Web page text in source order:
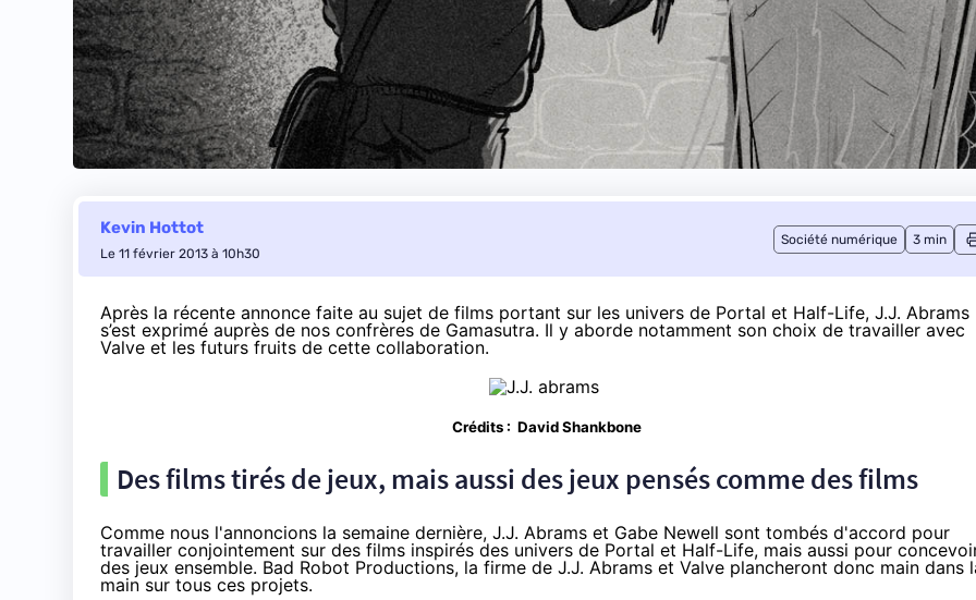
Kevin Hottot
Le 11 février 2013 à 10h30
Société numérique 3 min
Après la récente annonce faite au sujet de films portant sur les univers de Portal et Half-Life, J.J. Abrams
s’est exprimé auprès de nos confrères de Gamasutra. Il y aborde notamment son choix de travailler avec
Valve et les futurs fruits de cette collaboration.
Crédits : David Shankbone
Des films tirés de jeux, mais aussi des jeux pensés comme des films
Comme nous l'annoncions la semaine dernière, J.J. Abrams et Gabe Newell sont tombés d'accord pour
travailler conjointement sur des films inspirés des univers de Portal et Half-Life, mais aussi pour
des jeux ensemble. Bad Robot Productions, la firme de J.J. Abrams et Valve plancheront donc main dans
main sur tous ces projets.